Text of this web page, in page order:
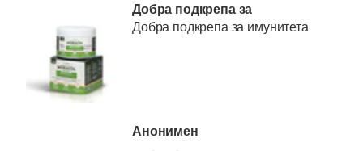
Добра подкрепа за
Добра подкрепа за имунитета
Анонимен